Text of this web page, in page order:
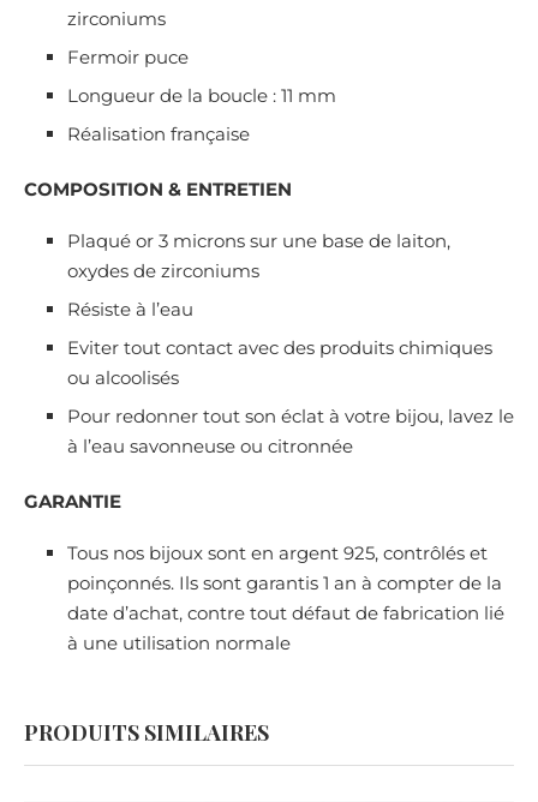
zirconiums
Fermoir puce
Longueur de la boucle : 11 mm
Réalisation française
COMPOSITION & ENTRETIEN
Plaqué or 3 microns sur une base de laiton,
oxydes de zirconiums
Résiste à l’eau
Eviter tout contact avec des produits chimiques
ou alcoolisés
Pour redonner tout son éclat à votre bijou, lavez le
à l’eau savonneuse ou citronnée
GARANTIE
Tous nos bijoux sont en argent 925, contrôlés et
poinçonnés. Ils sont garantis 1 an à compter de la
date d’achat, contre tout défaut de fabrication lié
à une utilisation normale
PRODUITS SIMILAIRES